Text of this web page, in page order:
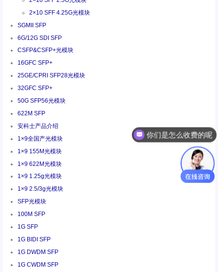
2×10 SFF 4.25G光模块
SGMII SFP
6G/12G SDI SFP
CSFP&CSFP+光模块
16GFC SFP+
25GE/CPRI SFP28光模块
32GFC SFP+
50G SFP56光模块
622M SFP
安科士产品介绍
1×9全国产光模块
1×9 155M光模块
1×9 622M光模块
1×9 1.25g光模块
1×9 2.5/3g光模块
SFP光模块
100M SFP
1G SFP
1G BIDI SFP
1G DWDM SFP
1G CWDM SFP
你们是怎么收费的呢